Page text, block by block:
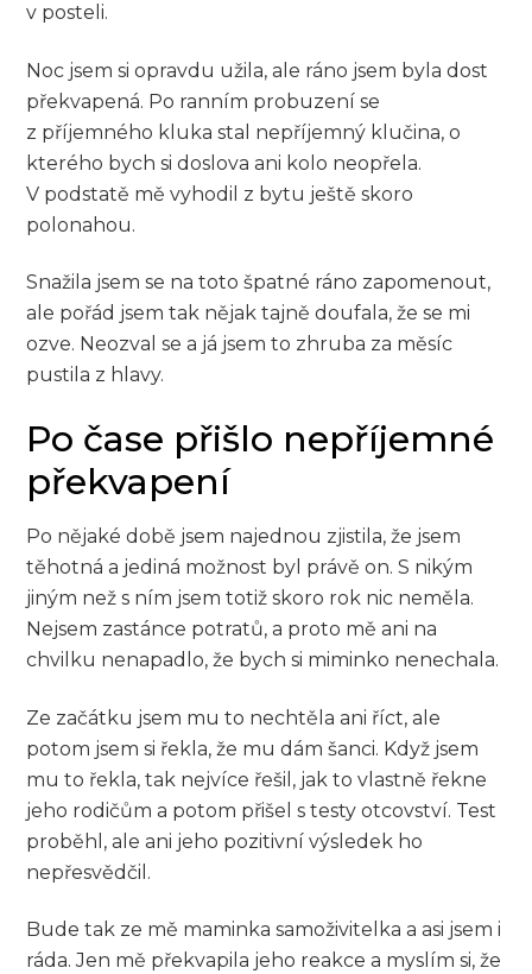
v posteli.
Noc jsem si opravdu užila, ale ráno jsem byla dost
překvapená. Po ranním probuzení se
z příjemného kluka stal nepříjemný klučina, o
kterého bych si doslova ani kolo neopřela.
V podstatě mě vyhodil z bytu ještě skoro
polonahou.
Snažila jsem se na toto špatné ráno zapomenout,
ale pořád jsem tak nějak tajně doufala, že se mi
ozve. Neozval se a já jsem to zhruba za měsíc
pustila z hlavy.
Po čase přišlo nepříjemné
překvapení
Po nějaké době jsem najednou zjistila, že jsem
těhotná a jediná možnost byl právě on. S nikým
jiným než s ním jsem totiž skoro rok nic neměla.
Nejsem zastánce potratů, a proto mě ani na
chvilku nenapadlo, že bych si miminko nenechala.
Ze začátku jsem mu to nechtěla ani říct, ale
potom jsem si řekla, že mu dám šanci. Když jsem
mu to řekla, tak nejvíce řešil, jak to vlastně řekne
jeho rodičům a potom přišel s testy otcovství. Test
proběhl, ale ani jeho pozitivní výsledek ho
nepřesvědčil.
Bude tak ze mě maminka samoživitelka a asi jsem i
ráda. Jen mě překvapila jeho reakce a myslím si, že